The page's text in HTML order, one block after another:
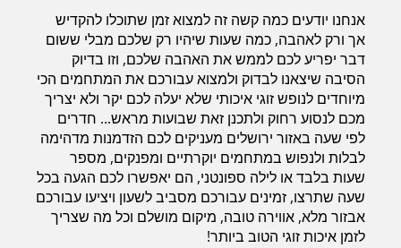
אנחנו יודעים כמה קשה זה למצוא זמן שתוכלו להקדיש
אך ורק לאהבה, כמה שעות שיהיו רק שלכם מבלי ששום
דבר יפריע לכם לממש את האהבה שלכם, וזו בדיוק
הסיבה שיצאנו לבדוק ולמצוא עבורכם את המתחמים הכי
מיוחדים לנופש זוגי איכותי שלא יעלה לכם יקר ולא יצריך
מכם לנסוע רחוק ולתכנן זאת שבועות מראש... חדרים
לפי שעה באזור ירושלים מעניקים לכם הזדמנות מדהימה
לבלות ולנפוש במתחמים יוקרתיים ומפנקים, מספר
שעות בלבד או לילה ספונטני, הם יאפשרו לכם הגעה בכל
שעה שתרצו, זמינים עבורכם מסביב לשעון ויציעו עבורכם
אבזור מלא, אווירה טובה, מיקום מושלם וכל מה שצריך
לזמן איכות זוגי הטוב ביותר!